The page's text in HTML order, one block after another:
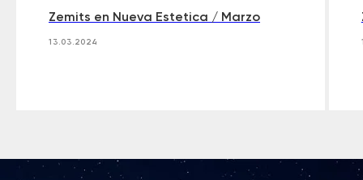
Zemits en Nueva Estetica / Marzo
13.03.2024